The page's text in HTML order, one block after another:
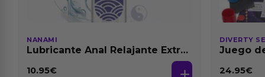
NANAMI
Lubricante Anal Relajante Extra
10.95€
DIVERTY
Juego
24.95€